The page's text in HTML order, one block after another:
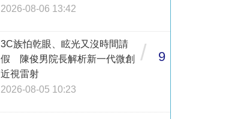
2026-08-06 13:42
3C族怕乾眼、眩光又沒時間請
假 陳俊男院長解析新一代微創
近視雷射
2026-08-05 10:23
/ 9